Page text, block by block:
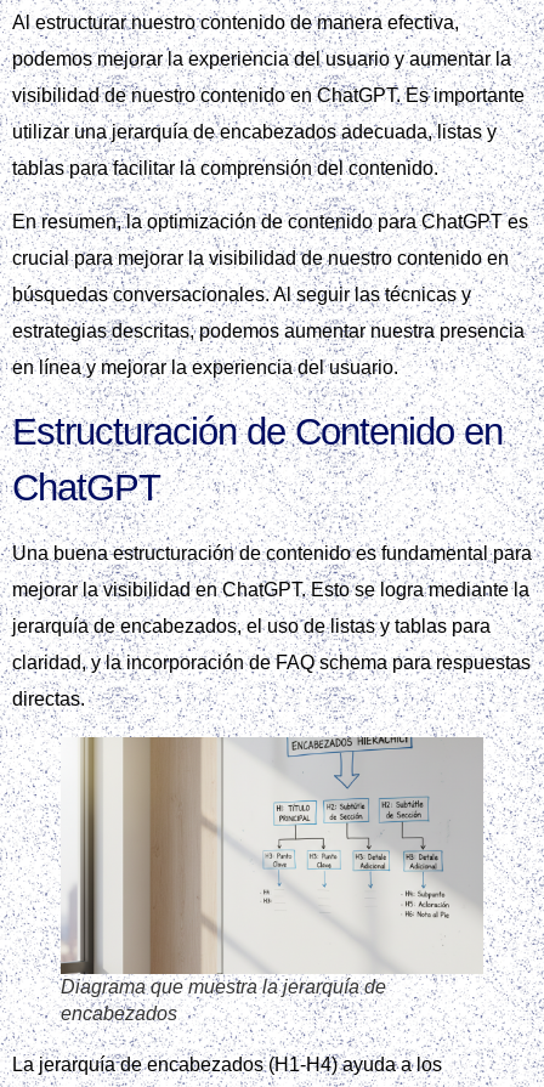
Al estructurar nuestro contenido de manera efectiva,
podemos mejorar la experiencia del usuario y aumentar la
visibilidad de nuestro contenido en ChatGPT. Es importante
utilizar una jerarquía de encabezados adecuada, listas y
tablas para facilitar la comprensión del contenido.
En resumen, la optimización de contenido para ChatGPT es
crucial para mejorar la visibilidad de nuestro contenido en
búsquedas conversacionales. Al seguir las técnicas y
estrategias descritas, podemos aumentar nuestra presencia
en línea y mejorar la experiencia del usuario.
Estructuración de Contenido en
ChatGPT
Una buena estructuración de contenido es fundamental para
mejorar la visibilidad en ChatGPT. Esto se logra mediante la
jerarquía de encabezados, el uso de listas y tablas para
claridad, y la incorporación de FAQ schema para respuestas
directas.
Diagrama que muestra la jerarquía de
encabezados
La jerarquía de encabezados (H1-H4) ayuda a los